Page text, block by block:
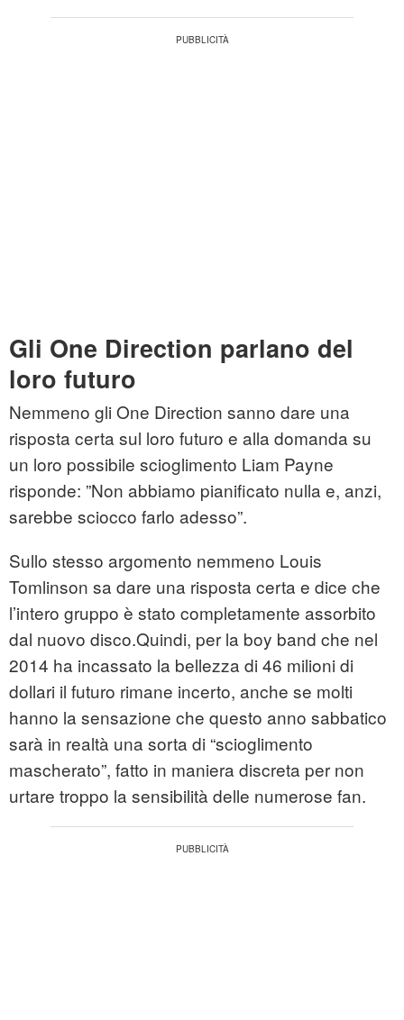
Gli One Direction parlano del
loro futuro
Nemmeno gli One Direction sanno dare una
risposta certa sul loro futuro e alla domanda su
un loro possibile scioglimento Liam Payne
risponde: ”Non abbiamo pianificato nulla e, anzi,
sarebbe sciocco farlo adesso”.
Sullo stesso argomento nemmeno Louis
Tomlinson sa dare una risposta certa e dice che
l’intero gruppo è stato completamente assorbito
dal nuovo disco.Quindi, per la boy band che nel
2014 ha incassato la bellezza di 46 milioni di
dollari il futuro rimane incerto, anche se molti
hanno la sensazione che questo anno sabbatico
sarà in realtà una sorta di “scioglimento
mascherato”, fatto in maniera discreta per non
urtare troppo la sensibilità delle numerose fan.